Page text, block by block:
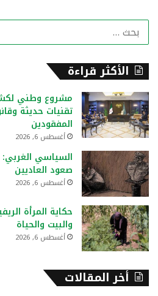
الأكثر قراءة
مشروع وطني
تقنيات حديثة
المفقودين
أغسطس 6, 2026
السياسي الغربي:
صعود العاديين
أغسطس 6, 2026
حكاية المرأة
والبيت والحياة
أغسطس 6, 2026
أخر المقالات